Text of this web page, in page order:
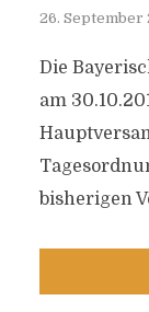
26. September
Die
am
bisherigen